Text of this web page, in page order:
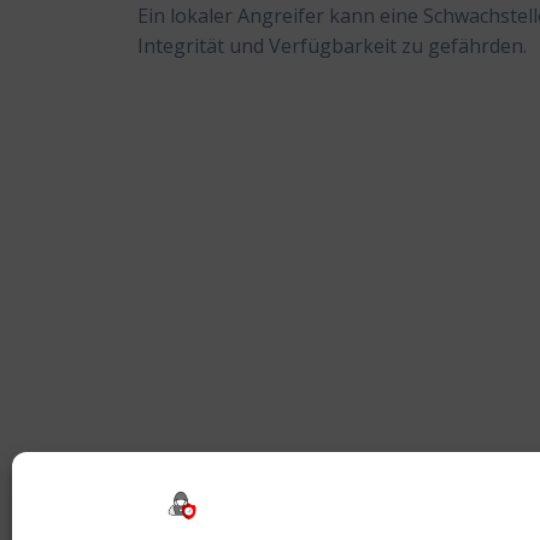
Ein lokaler Angreifer kann eine
Integrität und Verfügbarkeit zu gefährden.